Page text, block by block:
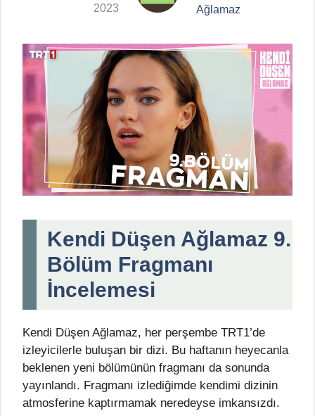
2023
Ağlamaz
Kendi Düşen Ağlamaz 9.
Bölüm Fragmanı
İncelemesi
Kendi Düşen Ağlamaz, her perşembe TRT1’de
izleyicilerle buluşan bir dizi. Bu haftanın heyecanla
beklenen yeni bölümünün fragmanı da sonunda
yayınlandı. Fragmanı izlediğimde kendimi dizinin
atmosferine kaptırmamak neredeyse imkansızdı.